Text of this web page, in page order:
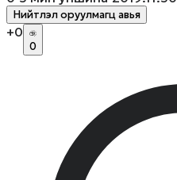
Нийтлэл оруулмагц авья
+0
0